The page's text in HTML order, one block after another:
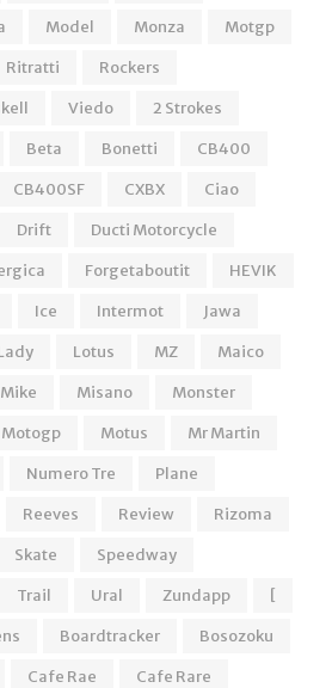
Model Monza
Motgp
Ritratti
Rockers
Viedo
2 Strokes
Beta Bonetti
CB400
CB400SF CXBX
Ciao
Drift
Ducti Motorcycle
Forgetaboutit
HEVIK
Ice Intermot
Jawa
Lotus MZ
Maico
Misano
Monster
Motogp Motus
Mr Martin
Numero Tre
Plane
Reeves Review
Rizoma
Skate
Speedway
Trail Ural Zundapp
[
Boardtracker
Bosozoku
Cafe Rae
Cafe Rare